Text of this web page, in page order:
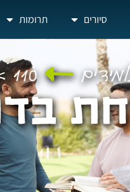
סיורים תרומות